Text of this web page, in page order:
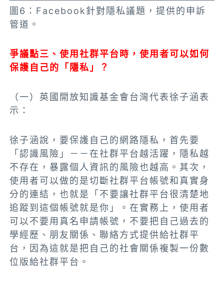
圖6：Facebook針對隱私議題，提供的申訴
管道。
爭議點三、使用社群平台時，使用者可以如何
保護自己的「隱私」？
（一）英國開放知識基金會台灣代表徐子涵表
示：
徐子涵說，要保護自己的網路隱私，首先要
「認識風險」－－在社群平台越活躍，隱私越
不存在，暴露個人資訊的風險也越高。其次，
使用者可以做的是切斷社群平台帳號和真實身
分的連結，也就是「不要讓社群平台很清楚地
追蹤到這個帳號就是你」。在實務上，使用者
可以不要用真名申請帳號，不要把自己過去的
學經歷、朋友關係、聯絡方式提供給社群平
台，因為這就是把自己的社會關係複製一份數
位版給社群平台。